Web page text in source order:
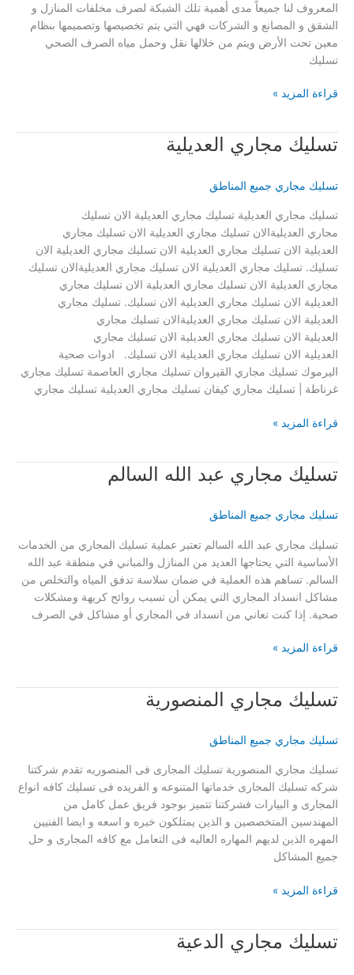
المعروف لنا جميعاً مدى أهمية تلك الشبكة لصرف مخلفات المنازل و
الشقق و المصانع و الشركات فهي التي يتم تخصيصها وتصميمها بنظام
معين تحت الأرض ويتم من خلالها نقل وحمل مياه الصرف الصحي
تسليك
تسليك
قراءة المزيد »
تسليك مجاري العديلية
تسليك مجاري جميع المناطق
تسليك مجاري العديلية تسليك مجاري العديلية الان تسليك
مجاري العديليةالان تسليك مجاري العديلية الان تسليك مجاري
العديلية الان تسليك مجاري العديلية الان تسليك مجاري العديلية الان
تسليك. تسليك مجاري العديلية الان تسليك مجاري العديليةالان تسليك
مجاري العديلية الان تسليك مجاري العديلية الان تسليك مجاري
العديلية الان تسليك مجاري العديلية الان تسليك. تسليك مجاري
العديلية الان تسليك مجاري العديليةالان تسليك مجاري
العديلية الان تسليك مجاري العديلية الان تسليك مجاري
العديلية الان تسليك مجاري العديلية الان تسليك. ادوات صحية
اليرموك تسليك مجاري القيروان تسليك مجاري العاصمة تسليك مجاري
غرناطة | تسليك مجاري كيفان تسليك مجاري العديلية تسليك مجاري
تسليك
قراءة المزيد »
تسليك مجاري عبد الله السالم
تسليك مجاري جميع المناطق
تسليك مجاري عبد الله السالم تعتبر عملية تسليك المجاري من الخدمات
الأساسية التي يحتاجها العديد من المنازل والمباني في منطقة عبد الله
السالم. تساهم هذه العملية في ضمان سلاسة تدفق المياه والتخلص من
مشاكل انسداد المجاري التي يمكن أن تسبب روائح كريهة ومشكلات
صحية. إذا كنت تعاني من انسداد في المجاري أو مشاكل في الصرف
تسليك
الله
قراءة المزيد »
تسليك مجاري المنصورية
تسليك مجاري جميع المناطق
تسليك مجاري المنصورية تسليك المجارى فى المنصوريه تقدم شركتنا
شركه تسليك المجارى خدماتها المتنوعه و الفريده فى تسليك كافه انواع
المجارى و البيارات فشركتنا تتميز بوجود فريق عمل كامل من
المهندسين المتخصصين و الذين يمتلكون خبره و اسعه و ايضا الفنيين
المهره الذين لديهم المهاره العاليه فى التعامل مع كافه المجارى و حل
جميع المشاكل
تسليك
قراءة المزيد »
تسليك مجاري الدعية